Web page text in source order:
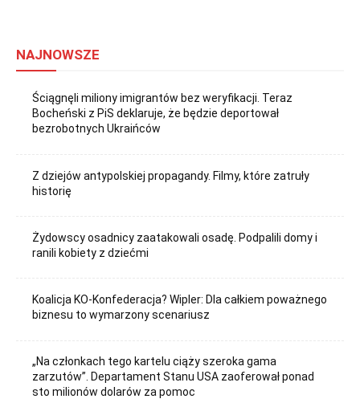
NAJNOWSZE
Ściągnęli miliony imigrantów bez weryfikacji. Teraz
Bocheński z PiS deklaruje, że będzie deportował
bezrobotnych Ukraińców
Z dziejów antypolskiej propagandy. Filmy, które zatruły
historię
Żydowscy osadnicy zaatakowali osadę. Podpalili domy i
ranili kobiety z dziećmi
Koalicja KO-Konfederacja? Wipler: Dla całkiem poważnego
biznesu to wymarzony scenariusz
„Na członkach tego kartelu ciąży szeroka gama
zarzutów”. Departament Stanu USA zaoferował ponad
sto milionów dolarów za pomoc